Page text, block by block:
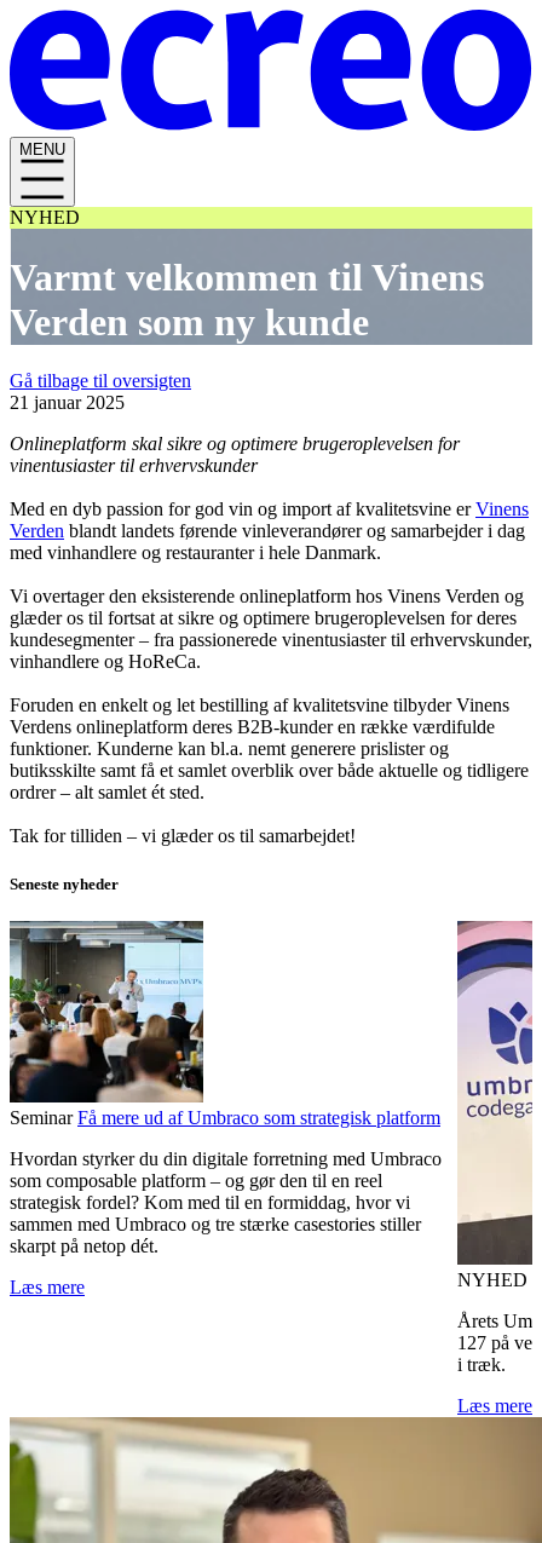
MENU
NYHED
Varmt velkommen til Vinens
Verden som ny kunde
Gå tilbage til oversigten
21 januar 2025
Onlineplatform skal sikre og optimere brugeroplevelsen for
vinentusiaster til erhvervskunder
Med en dyb passion for god vin og import af kvalitetsvine erVinens
Verden blandt landets førende vinleverandører og samarbejder i dag
med vinhandlere og restauranter i hele Danmark.
Vi overtager den eksisterende onlineplatform hos Vinens Verden og
glæder os til fortsat at sikre og optimere brugeroplevelsen for deres
kundesegmenter – fra passionerede vinentusiaster til erhvervskunder,
vinhandlere og HoReCa.
Foruden en enkelt og let bestilling af kvalitetsvine tilbyder Vinens
Verdens onlineplatform deres B2B-kunder en række værdifulde
funktioner. Kunderne kan bl.a. nemt generere prislister og
butiksskilte samt få et samlet overblik over både aktuelle og tidligere
ordrer – alt samlet ét sted.
Tak for tilliden – vi glæder os til samarbejdet!
Seneste nyheder
SeminarFå mere ud af Umbraco som strategisk platform
Hvordan styrker du din digitale forretning med Umbraco
som composable platform – og gør den til en reel
strategisk fordel? Kom med til en formiddag, hvor vi
sammen med Umbraco og tre stærke casestories stiller
skarpt på netop dét.
Læs mere
NYHED
Årets
127 på
i træk.
Læs mere